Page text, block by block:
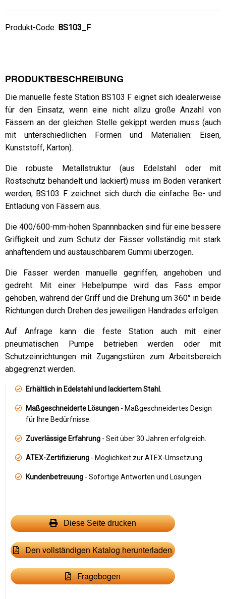
Produkt-Code: BS103_F
PRODUKTBESCHREIBUNG
Die manuelle feste Station BS103 F eignet sich idealerweise
für den Einsatz, wenn eine nicht allzu große Anzahl von
Fässern an der gleichen Stelle gekippt werden muss (auch
mit unterschiedlichen Formen und Materialien: Eisen,
Kunststoff, Karton).
Die robuste Metallstruktur (aus Edelstahl oder mit
Rostschutz behandelt und lackiert) muss im Boden verankert
werden, BS103 F zeichnet sich durch die einfache Be- und
Entladung von Fässern aus.
Die 400/600-mm-hohen Spannnbacken sind für eine bessere
Griffigkeit und zum Schutz der Fässer vollständig mit stark
anhaftendem und austauschbarem Gummi überzogen.
Die Fässer werden manuelle gegriffen, angehoben und
gedreht. Mit einer Hebelpumpe wird das Fass empor
gehoben, während der Griff und die Drehung um 360° in beide
Richtungen durch Drehen des jeweiligen Handrades erfolgen.
Auf Anfrage kann die feste Station auch mit einer
pneumatischen Pumpe betrieben werden oder mit
Schutzeinrichtungen mit Zugangstüren zum Arbeitsbereich
abgegrenzt werden.
Erhältlich in Edelstahl und lackiertem Stahl.
Maßgeschneiderte Lösungen - Maßgeschneidertes Design
für Ihre Bedürfnisse.
Zuverlässige Erfahrung - Seit über 30 Jahren erfolgreich.
ATEX-Zertifizierung - Möglichkeit zur ATEX-Umsetzung.
Kundenbetreuung - Sofortige Antworten und Lösungen.
Diese Seite drucken
Den vollständigen Katalog herunterladen
Fragebogen